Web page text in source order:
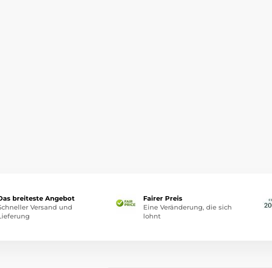
breiteste Angebot
Versand und
Fairer Preis
Eine Veränderung, die sich
lohnt